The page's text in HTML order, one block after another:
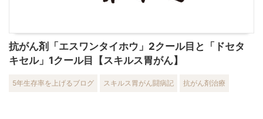
抗がん剤「エスワンタイホウ」2クール目と「ドセタ
キセル」1クール目【スキルス胃がん】
5年生存率を上げるブログ スキルス胃がん闘病記 抗がん剤治療